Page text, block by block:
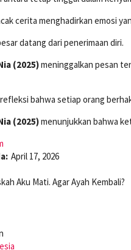
cerita menghadirkan emosi
datang dari penerimaan diri.
(2025)meninggalkan pesan
bahwa setiap orang
(2025)menunjukkan bahwa
April 17, 2026
Aku Mati. Agar Ayah Kembali?